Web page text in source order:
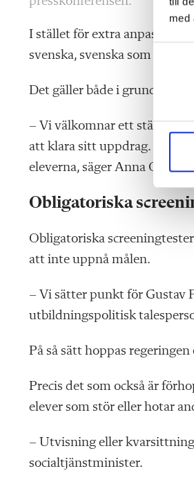
med
c
e
s
v
I stället för extra
svenska, svenska som
Det gäller både i grund- och
– Vi välkomnar ett stärkt
att klara sitt uppdrag.
eleverna, säger Anna
Obligatoriska
Obligatoriska
att inte uppnå målen.
– Vi sätter punkt för Gustav
utbildningspolitisk
På så sätt hoppas
Precis det som också är
elever som stör eller hotar
– Utvisning eller
socialtjänstminister.